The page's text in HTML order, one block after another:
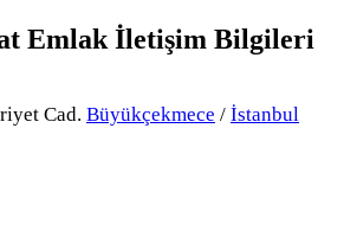
Emlak İletişim Bilgileri
Cad. Büyükçekmece / İstanbul